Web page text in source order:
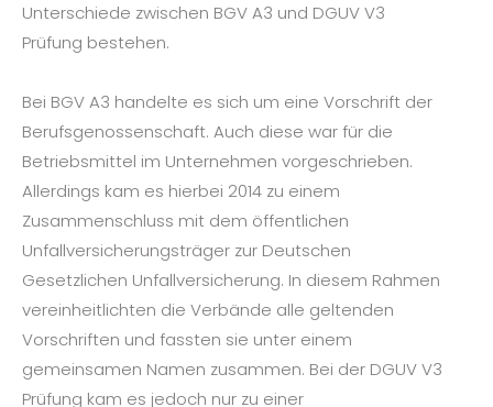
Unterschiede zwischen BGV A3 und DGUV V3
Prüfung bestehen.
Bei BGV A3 handelte es sich um eine Vorschrift der
Berufsgenossenschaft. Auch diese war für die
Betriebsmittel im Unternehmen vorgeschrieben.
Allerdings kam es hierbei 2014 zu einem
Zusammenschluss mit dem öffentlichen
Unfallversicherungsträger zur Deutschen
Gesetzlichen Unfallversicherung. In diesem Rahmen
vereinheitlichten die Verbände alle geltenden
Vorschriften und fassten sie unter einem
gemeinsamen Namen zusammen. Bei der DGUV V3
Prüfung kam es jedoch nur zu einer